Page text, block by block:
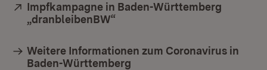
Extern:
Impfkampagne in Baden-Württemberg
„dranbleibenBW“
Weitere Informationen zum Coronavirus in
Baden-Württemberg